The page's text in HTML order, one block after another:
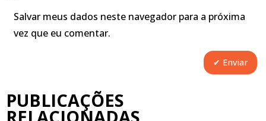
Salvar meus dados neste navegador para a próxima
vez que eu comentar.
PUBLICAÇÕES